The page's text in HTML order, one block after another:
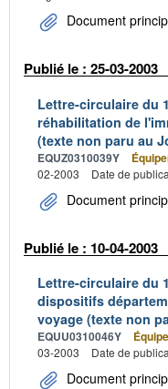
Document
Publié le : 25-03-2003
Lettre-circulaire du
réhabilitation de
(texte non paru au
EQUZ0310039Y
02-2003
Date de
Document
Publié le : 10-04-2003
Lettre-circulaire du
dispositifs
voyage (texte non
EQUU0310046Y
03-2003
Date de
Document